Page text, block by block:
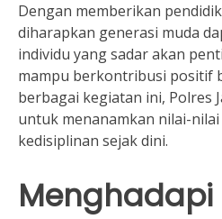
Dengan memberikan
diharapkan generasi muda
individu yang sadar akan
mampu berkontribusi positif
berbagai kegiatan ini, Polres
untuk menanamkan nilai-
kedisiplinan sejak dini.
Menghadapi